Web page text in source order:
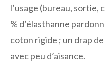
l’usage (bureau, sortie,
% d’élasthanne
coton rigide ; un drap
avec peu d’aisance.